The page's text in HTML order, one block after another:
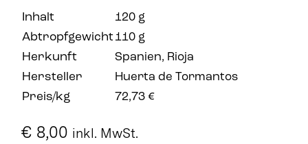
Inhalt
120 g
Abtropfgewicht110 g
Herkunft
Spanien, Rioja
Hersteller
Huerta de Tormantos
Preis/kg
72,73 €
€ 8,00 inkl. MwSt.